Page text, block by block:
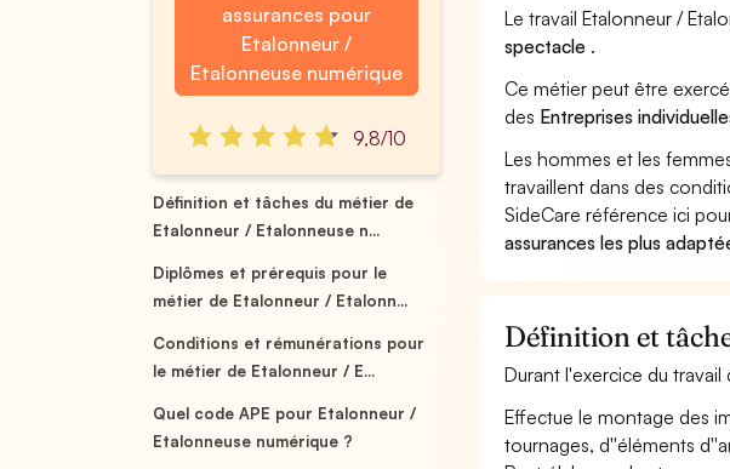
assurances pour
Etalonneur /
Etalonneuse numérique
9,8/10
Définition et tâches du métier de
Etalonneur / Etalonneuse n...
Diplômes et prérequis pour le
métier de Etalonneur / Etalonn...
Conditions et rémunérations pour
le métier de Etalonneur / E...
Quel code APE pour Etalonneur /
Etalonneuse numérique ?
Le travail Etalonneur /
spectacle .
Ce métier peut être
des Entreprises
Les hommes et les
travaillent dans des
SideCare référence ici
assurances les plus
Définition et
Durant l'exercice du
Effectue le montage des
tournages, d''éléments